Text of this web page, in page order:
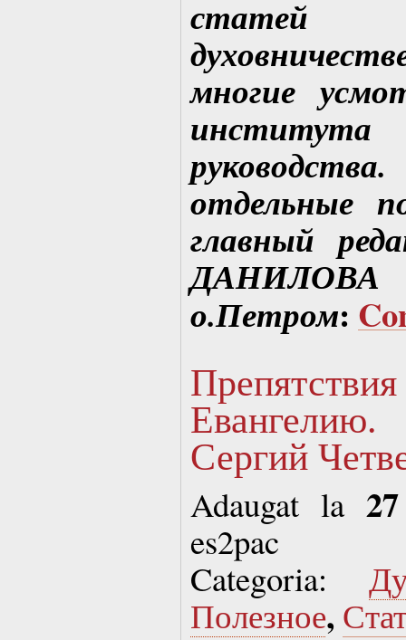
статей
многие
отдельные
главный
ДАНИЛОВА
о.Петром:
Сергий
Adaugat la
es2pac
Categoria:
Полезное,